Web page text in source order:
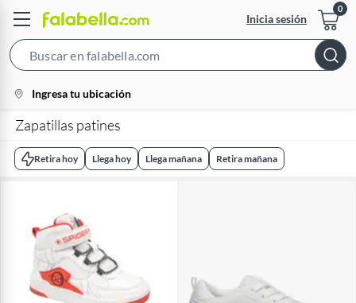
Inicia sesión
Bar
location-
icon
Ingresa tu ubicación
Zapatillas patines
Retira hoy Llega hoy Llega mañana Retira mañana